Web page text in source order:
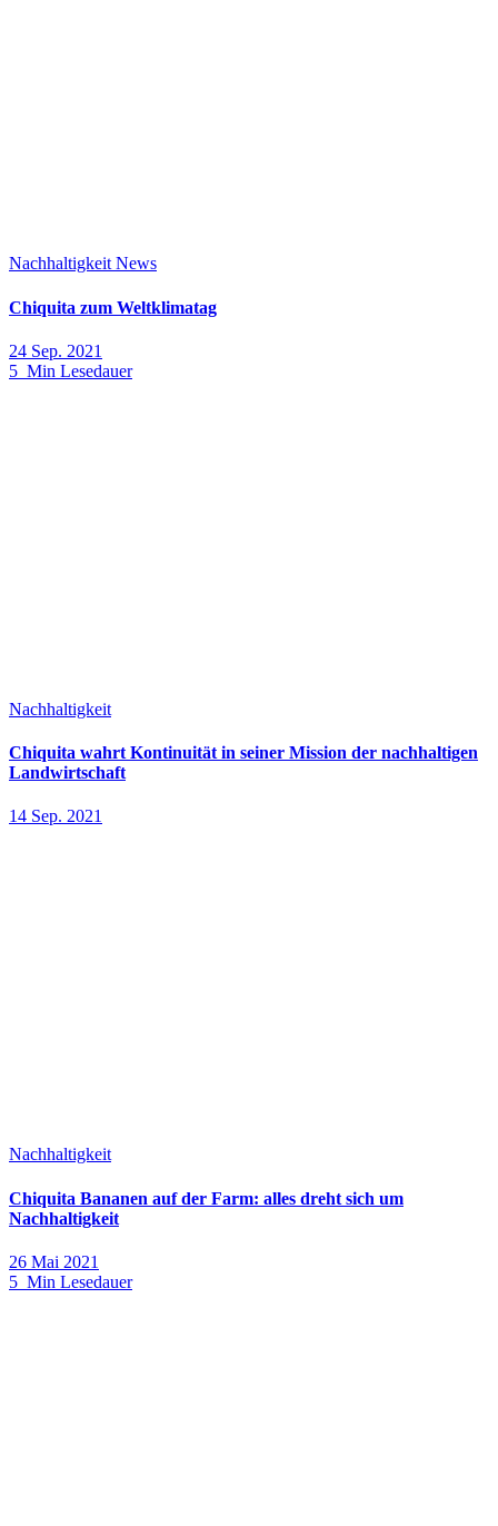
Nachhaltigkeit News
Chiquita zum Weltklimatag
24 Sep. 2021
5 Min Lesedauer
Nachhaltigkeit
Chiquita wahrt Kontinuität in seiner Mission der nachhaltigen
Landwirtschaft
14 Sep. 2021
Nachhaltigkeit
Chiquita Bananen auf der Farm: alles dreht sich um
Nachhaltigkeit
26 Mai 2021
5 Min Lesedauer